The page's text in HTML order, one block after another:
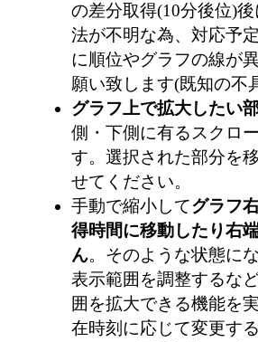
の差分取得(10分後位)
法が不明な為、対応予
に順位やグラフの線が
願い致します(既知の不
グラフ上で拡大したい
側・下側に有るスクロ
す。選択された部分を
せてください。
手動で縮小してグラフ
得時間に移動したり右
ん。そのような状態に
表示範囲を調整するな
囲を拡大できる機能を
在時刻に応じて変更す